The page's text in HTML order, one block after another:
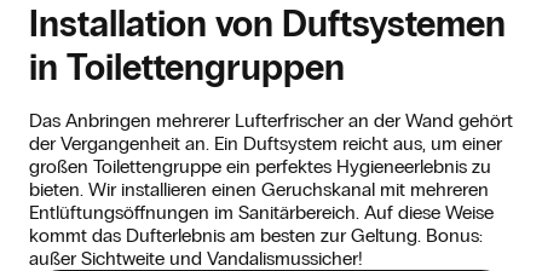
Installation von Duftsystemen
in Toilettengruppen
Das Anbringen mehrerer Lufterfrischer an der Wand gehört
der Vergangenheit an. Ein Duftsystem reicht aus, um einer
großen Toilettengruppe ein perfektes Hygieneerlebnis zu
bieten. Wir installieren einen Geruchskanal mit mehreren
Entlüftungsöffnungen im Sanitärbereich. Auf diese Weise
kommt das Dufterlebnis am besten zur Geltung. Bonus:
außer Sichtweite und Vandalismussicher!